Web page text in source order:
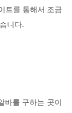
트를 통해서 조금
니다.
바를 구하는 곳이